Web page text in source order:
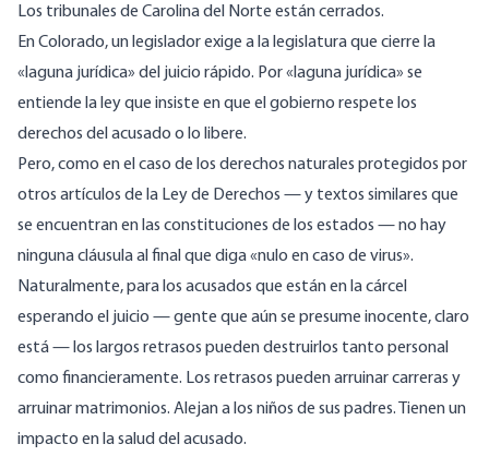
Los tribunales de Carolina del Norte están cerrados.
En Colorado, un legislador exige a la legislatura que cierre la
«laguna jurídica» del juicio rápido. Por «laguna jurídica» se
entiende la ley que insiste en que el gobierno respete los
derechos del acusado o lo libere.
Pero, como en el caso de los derechos naturales protegidos por
otros artículos de la Ley de Derechos — y textos similares que
se encuentran en las constituciones de los estados — no hay
ninguna cláusula al final que diga «nulo en caso de virus».
Naturalmente, para los acusados que están en la cárcel
esperando el juicio — gente que aún se presume inocente, claro
está — los largos retrasos pueden destruirlos tanto personal
como financieramente. Los retrasos pueden arruinar carreras y
arruinar matrimonios. Alejan a los niños de sus padres. Tienen un
impacto en la salud del acusado.